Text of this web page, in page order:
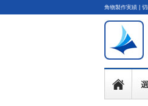
角物製作実績 |